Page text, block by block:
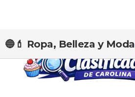
🔵💄 Ropa, Belleza y Moda